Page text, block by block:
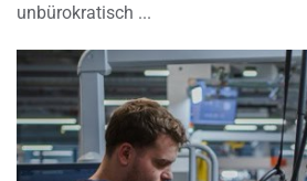
unbürokratisch